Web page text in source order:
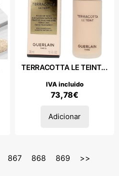
TERRACOTTA LE TEINT...
73,78€
IVA incluido
Adicionar
867 868 869 >>